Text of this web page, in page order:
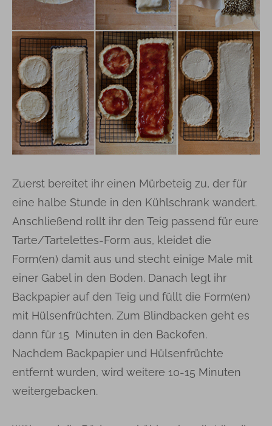
Zuerst bereitet ihr einen Mürbeteig zu, der für
eine halbe Stunde in den Kühlschrank wandert.
Anschließend rollt ihr den Teig passend für eure
Tarte/Tartelettes-Form aus, kleidet die
Form(en) damit aus und stecht einige Male mit
einer Gabel in den Boden. Danach legt ihr
Backpapier auf den Teig und füllt die Form(en)
mit Hülsenfrüchten. Zum Blindbacken geht es
dann für 15 Minuten in den Backofen.
Nachdem Backpapier und Hülsenfrüchte
entfernt wurden, wird weitere 10-15 Minuten
weitergebacken.